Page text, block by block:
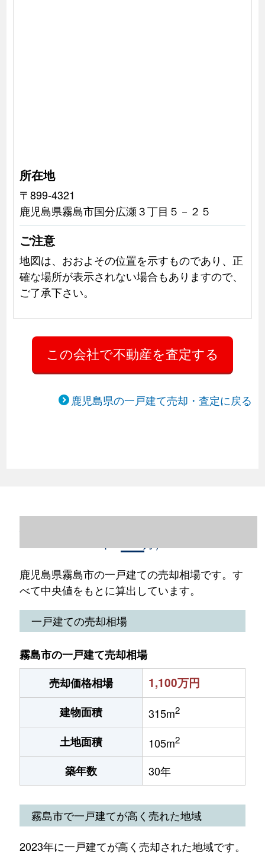
所在地
〒899-4321
鹿児島県霧島市国分広瀬３丁目５－２５
ご注意
地図は、おおよその位置を示すものであり、正
確な場所が表示されない場合もありますので、
ご了承下さい。
鹿児島県の一戸建て売却・査定に戻る
鹿児島県霧島市の一戸建ての売却相場です。す
べて中央値をもとに算出しています。
一戸建ての売却相場
霧島市の一戸建て売却相場
売却価格相場
1,100万円
建物面積 315m2
土地面積 105m2
築年数 30年
霧島市で一戸建てが高く売れた地域
2023年に一戸建てが高く売却された地域です。